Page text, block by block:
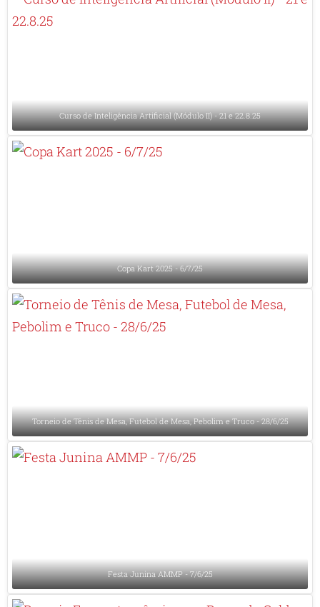
Curso de Inteligência Artificial (Módulo II) - 21 e 22.8.25
Copa Kart 2025 - 6/7/25
Torneio de Tênis de Mesa, Futebol de Mesa, Pebolim e Truco - 28/6/25
Festa Junina AMMP - 7/6/25